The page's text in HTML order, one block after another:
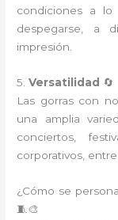
condiciones a
despegarse, a
impresión.
5.Versatilidad 🔄
Las gorras con
una amplia
conciertos,
corporativos,
¿Cómo se
🧵🎨